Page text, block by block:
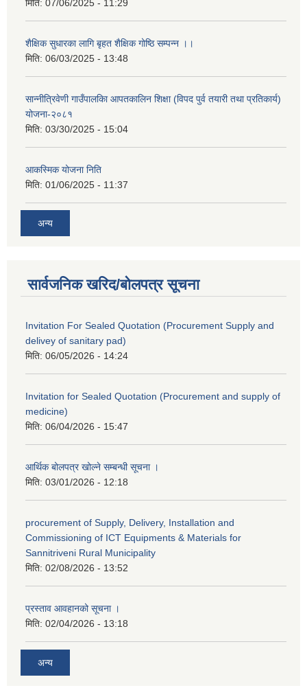
मिति: 07/06/2025 - 11:29
शैक्षिक सुधारका लागि बृहत शैक्षिक गोष्ठि सम्पन्न ।।
मिति: 06/03/2025 - 13:48
सान्नीत्रिवेणी गाउँपालकिा आपतकालिन शिक्षा (विपद पुर्व तयारी तथा प्रतिकार्य)
योजना-२०८१
मिति: 03/30/2025 - 15:04
आकस्मिक योजना निति
मिति: 01/06/2025 - 11:37
अन्य
सार्वजनिक खरिद/बोलपत्र सूचना
Invitation For Sealed Quotation (Procurement Supply and
delivey of sanitary pad)
मिति: 06/05/2026 - 14:24
Invitation for Sealed Quotation (Procurement and supply of
medicine)
मिति: 06/04/2026 - 15:47
आर्थिक बोलपत्र खोल्ने सम्बन्धी सूचना ।
मिति: 03/01/2026 - 12:18
procurement of Supply, Delivery, Installation and
Commissioning of ICT Equipments & Materials for
Sannitriveni Rural Municipality
मिति: 02/08/2026 - 13:52
प्रस्ताव आवहानको सूचना ।
मिति: 02/04/2026 - 13:18
अन्य